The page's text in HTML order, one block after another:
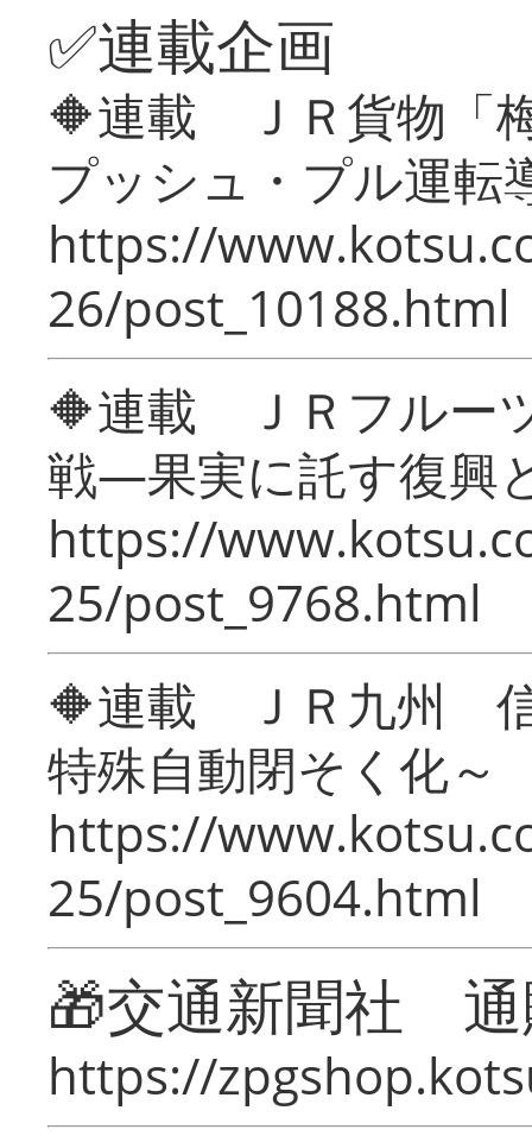
✅連載企画
🔶連載 ＪＲ貨物「
プッシュ・プル運転
https://
26/post_10188.html
🔶連載 ＪＲフルー
戦―果実に託す復興
https://
25/post_9768.html
🔶連載 ＪＲ九州 信
特殊自動閉そく化～
https://
25/post_9604.html
🎁交通新聞社
https://